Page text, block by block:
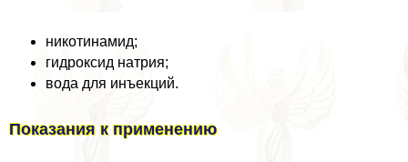
никотинамид;
гидроксид натрия;
вода для инъекций.
Показания к применению